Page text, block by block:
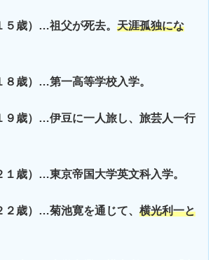
５歳）…祖父が死去。 天涯孤独にな
８歳）…第一高等学校入学。
９歳）…伊豆に一人旅し、旅芸人一行
１歳）…東京帝国大学英文科入学。
２歳）…菊池寛を通じて、 横光利一と